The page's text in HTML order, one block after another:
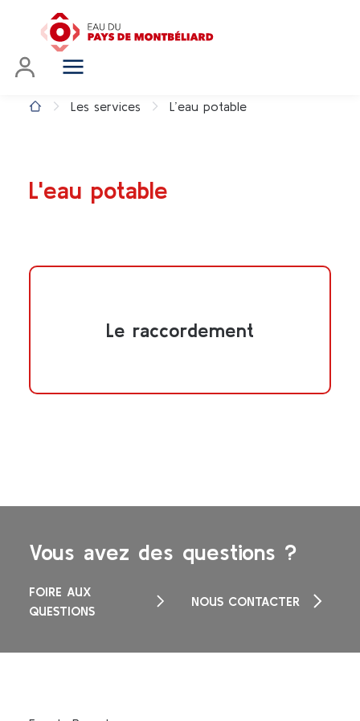
Les services L’eau potable
L'eau potable
Le raccordement
Vous avez des questions ?
FOIRE AUX
QUESTIONS
NOUS CONTACTER